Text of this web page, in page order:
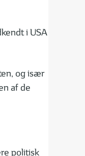
i USA
og især
af de
politisk